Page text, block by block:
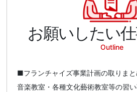
お願いしたい
Outline
■フランチャイズ事業計画の取りま
音楽教室・各種文化藝術教室等の習